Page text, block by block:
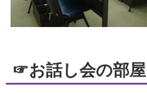
☞お話し会の部